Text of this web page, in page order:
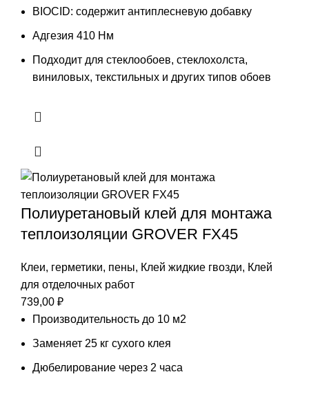
BIOCID: содержит антиплесневую добавку
Адгезия 410 Нм
Подходит для стеклообоев, стеклохолста,
виниловых, текстильных и других типов обоев
Полиуретановый клей для монтажа
теплоизоляции GROVER FX45
Клеи, герметики, пены, Клей жидкие гвозди, Клей
для отделочных работ
739,00 ₽
Производительность до 10 м2
Заменяет 25 кг сухого клея
Дюбелирование через 2 часа